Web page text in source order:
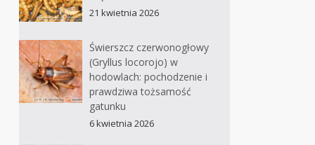
21 kwietnia 2026
Świerszcz czerwonogłowy
(Gryllus locorojo) w
hodowlach: pochodzenie i
prawdziwa tożsamość
gatunku
6 kwietnia 2026